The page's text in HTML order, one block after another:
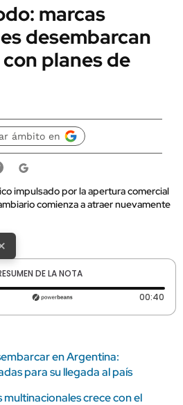
marcas
desembarcan
planes de
ámbito en
impulsado por la apertura comercial
comienza a atraer nuevamente
DE LA NOTA
transcurrido: 0 segundos 00:40
en Argentina:
para su llegada al país
multinacionales crece con el